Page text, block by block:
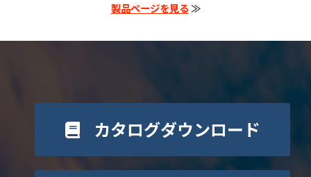
製品ページを見る≫
カタログダウンロード